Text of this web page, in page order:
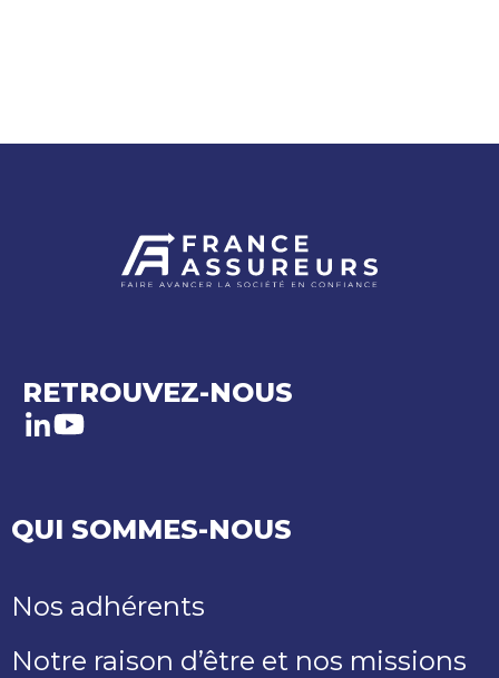
RETROUVEZ-NOUS
LinkedIn
Youtube
QUI SOMMES-NOUS
Nos adhérents
Notre raison d’être et nos missions